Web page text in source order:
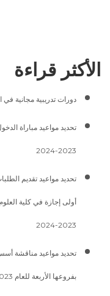
الأكثر قراءة
دورات تدريبية مجانية في
تحديد مواعيد مباراة
2023-2024
تحديد مواعيد تقديم
أولى إجازة في كلية
2023-2024
تحديد مواعيد مناقشة
بفروعها الأربعة للعام 2023 الدورة العادية